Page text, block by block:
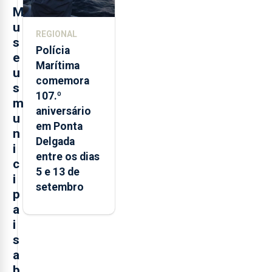
M
u
s
e
u
s
m
u
n
i
c
i
p
a
i
s
a
REGIONAL
Polícia
Marítima
comemora
107.º
aniversário
em Ponta
Delgada
entre os dias
5 e 13 de
setembro